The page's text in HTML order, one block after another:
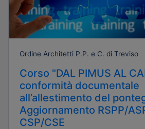
Ordine Architetti P.P. e C. di Treviso
Corso "DAL PIMUS AL
conformità documentale
all’allestimento del
Aggiornamento RSPP/
CSP/CSE